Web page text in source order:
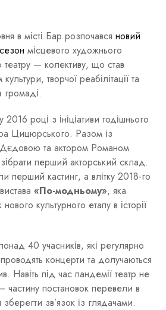
в місті Бар розпочався новий
місцевого художнього
театру — колективу, що став
творчої реабілітації та
громаді.
2016 році з ініціативи тодішнього
Цицюрського. Разом із
та актором Романом
перший акторський склад.
перший кастинг, а влітку 2018-го
«По-модньому», яка
культурного етапу в історії
40 учасників, які регулярно
концерти та долучаються
Навіть під час пандемії театр не
частину постановок перевели в
зв’язок із глядачами.